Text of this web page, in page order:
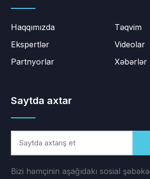
Haqqımızda
Ekspertlər
Partnyorlar
Təqvim
Videolar
Xəbərlər
Saytda axtar
Bizi həmçinin aşağıdakı sosial şəbəkə